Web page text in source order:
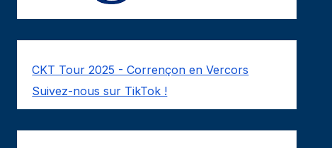
CKT Tour 2025 - Corrençon en Vercors
Suivez-nous sur TikTok !